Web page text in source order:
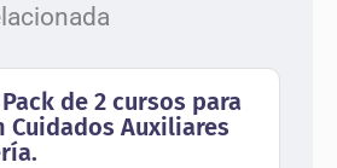
Pack de 2 cursos para
Cuidados Auxiliares